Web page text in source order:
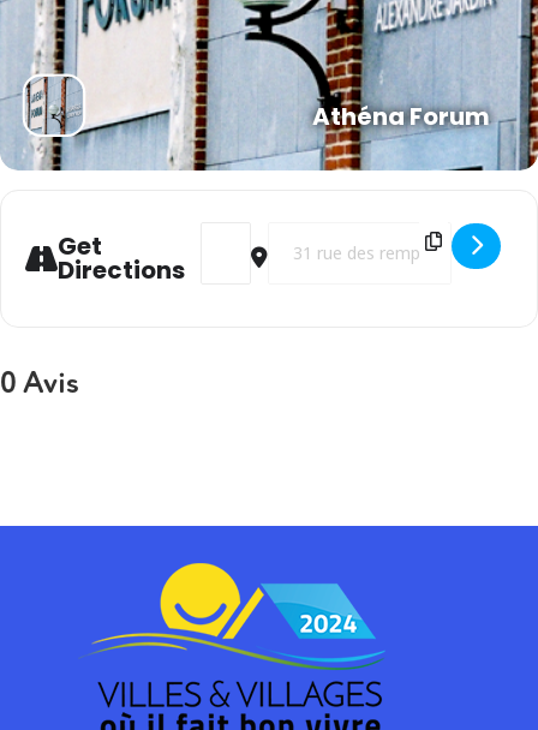
Athéna Forum
Get
Directions
Address - ALSH Hiver [Of6YGgVAb]
Destination Address - ALSH Hiver
0 Avis